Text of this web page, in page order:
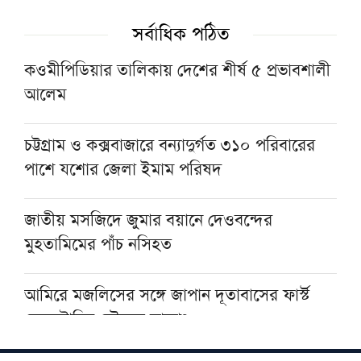
কিছুদিনের মধ্যেই তিস্তা পাইলট প্রকল্পের কাজ শুরু
হবে: পানিসম্পদ প্রতিমন্ত্রী
হরমুজ প্রণালিতে আবুধাবির জাহাজে ক্ষেপণাস্ত্র
হামলা
‘সরকার আসে সরকার যায়, কিন্তু মানুষের ভাগ্য
পরিবর্তন হয় না’
সর্বাধিক পঠিত
কওমীপিডিয়ার তালিকায় দেশের শীর্ষ ৫ প্রভাবশালী
আলেম
চট্টগ্রাম ও কক্সবাজারে বন্যাদুর্গত ৩১০ পরিবারের
পাশে যশোর জেলা ইমাম পরিষদ
জাতীয় মসজিদে জুমার বয়ানে দেওবন্দের
মুহতামিমের পাঁচ নসিহত
আমিরে মজলিসের সঙ্গে জাপান দূতাবাসের ফার্স্ট
সেক্রেটারির সৌজন্য সাক্ষাৎ